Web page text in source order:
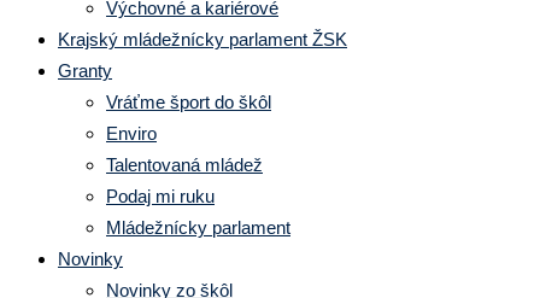
Výchovné a kariérové
Krajský mládežnícky parlament ŽSK
Granty
Vráťme šport do škôl
Enviro
Talentovaná mládež
Podaj mi ruku
Mládežnícky parlament
Novinky
Novinky zo škôl